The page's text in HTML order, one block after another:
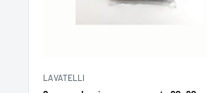
LAVATELLI